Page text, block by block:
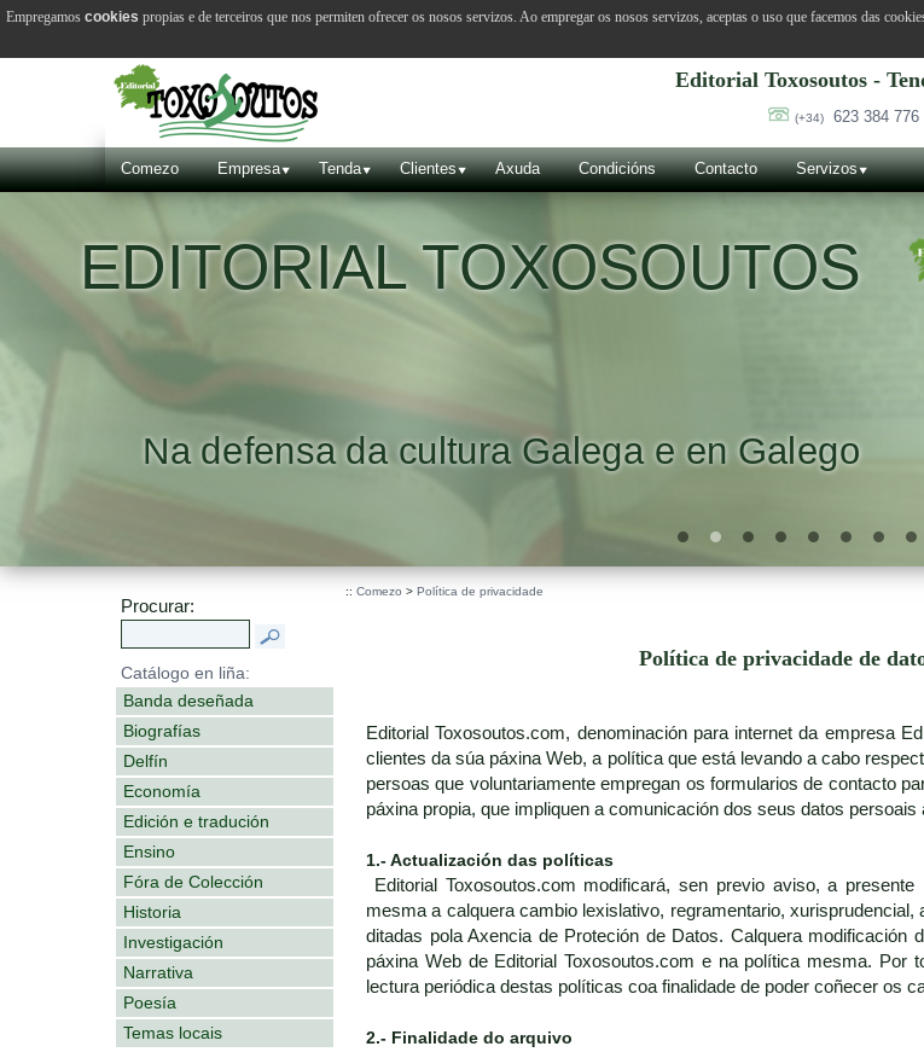
Editorial Toxosoutos -
(+34) 623 384 776
Comezo Empresa Tenda Clientes Axuda Condicións Contacto Servizos
EDITORIAL TOXOSOUTOS
Na defensa da cultura Galega e en Galego
Procurar:
Catálogo en liña:
Banda deseñada
Biografías
Delfín
Economía
Edición e tradución
Ensino
Fóra de Colección
Historia
Investigación
Narrativa
Poesía
Temas locais
:: Comezo > Política de privacidade
Política de privacidade de
Editorial Toxosoutos.com, denominación para internet da empresa
clientes da súa páxina Web, a política que está levando a cabo
persoas que voluntariamente empregan os formularios de contacto
páxina propia, que impliquen a comunicación dos seus datos persoais
1.- Actualización das políticas
Editorial Toxosoutos.com modificará, sen previo aviso, a
mesma a calquera cambio lexislativo, regramentario,
ditadas pola Axencia de Proteción de Datos. Calquera
páxina Web de Editorial Toxosoutos.com e na política mesma. Por
lectura periódica destas políticas coa finalidade de poder coñecer os
2.- Finalidade do arquivo
Empregamos cookies propias e de terceiros que nos permiten ofrecer os nosos servizos. Ao empregar os nosos servizos, aceptas o uso que facemos das